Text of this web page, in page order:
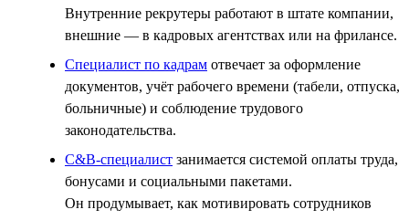
Внутренние рекрутеры работают в штате компании,
внешние — в кадровых агентствах или на фрилансе.
Специалист по кадрам отвечает за оформление
документов, учёт рабочего времени (табели, отпуска,
больничные) и соблюдение трудового
законодательства.
C&B-специалист занимается системой оплаты труда,
бонусами и социальными пакетами.
Он продумывает, как мотивировать сотрудников